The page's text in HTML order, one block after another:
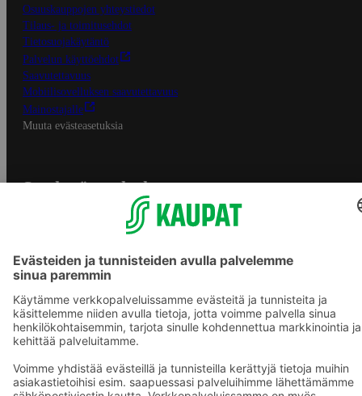
Osuuskauppojen yhteystiedot
Tilaus- ja toimitusehdot
Tietosuojakäytäntö
Palvelun käyttöehdot
Saavutettavuus
Mobiilisovelluksen saavutettavuus
Mainostajalle
Muuta evästeasetuksia
S-ryhmän palvelut
Yhteishyvä Ruoka -sovellus
Prisma.fi
Sokos.fi
S-Pankki
Sokos Hotels